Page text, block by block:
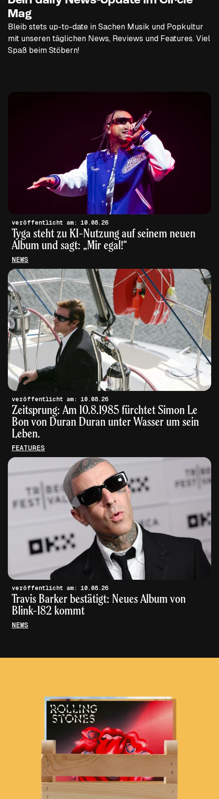
Mag
Bleib stets up-to-date in Sachen Musik und Popkultur
mit unseren täglichen News, Reviews und Features. Viel
Spaß beim Stöbern!
veröffentlicht am: 10.08.26
Tyga steht zu KI-Nutzung auf seinem neuen
Album und sagt: „Mir egal!“
NEWS
veröffentlicht am: 10.08.26
Zeitsprung: Am 10.8.1985 fürchtet Simon Le
Bon von Duran Duran unter Wasser um sein
Leben.
FEATURES
veröffentlicht am: 10.08.26
Travis Barker bestätigt: Neues Album von
Blink-182 kommt
NEWS